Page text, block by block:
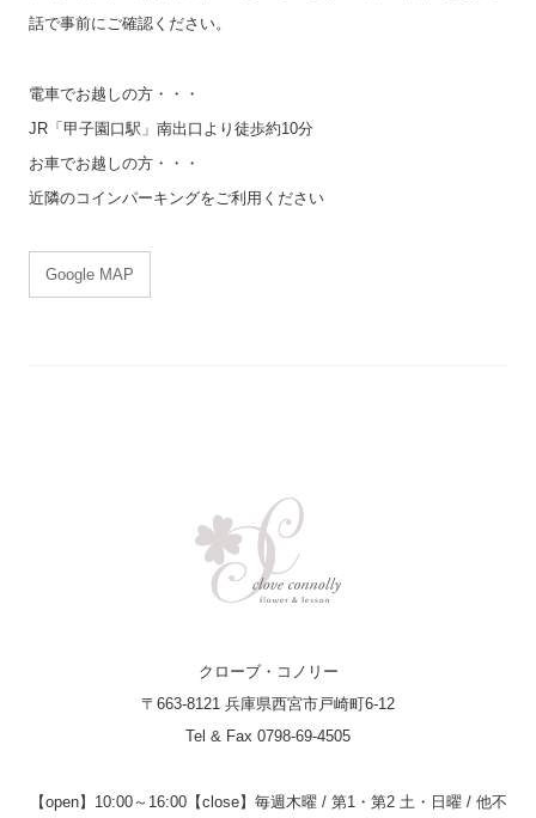
話で事前にご確認ください。
電車でお越しの方・・・
JR「甲子園口駅」南出口より徒歩約10分
お車でお越しの方・・・
近隣のコインパーキングをご利用ください
Google MAP
クローブ・コノリー
〒663-8121 兵庫県西宮市戸崎町6-12
Tel & Fax 0798-69-4505
【open】10:00～16:00【close】毎週木曜 / 第1・第2 土・日曜 / 他不